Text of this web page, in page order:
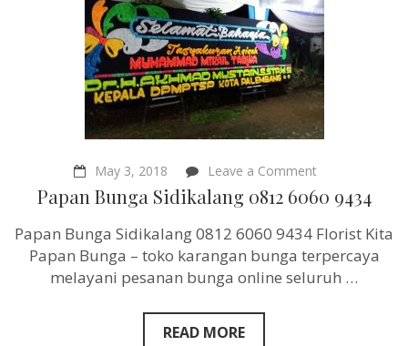
May 3, 2018 Leave a Commenton
Papan
Bunga
0812
9434
Papan Bunga Sidikalang 0812 6060 9434
Papan Bunga Sidikalang 0812 6060 9434 Florist Kita
Papan Bunga – toko karangan bunga terpercaya
melayani pesanan bunga online seluruh …
READ MORE